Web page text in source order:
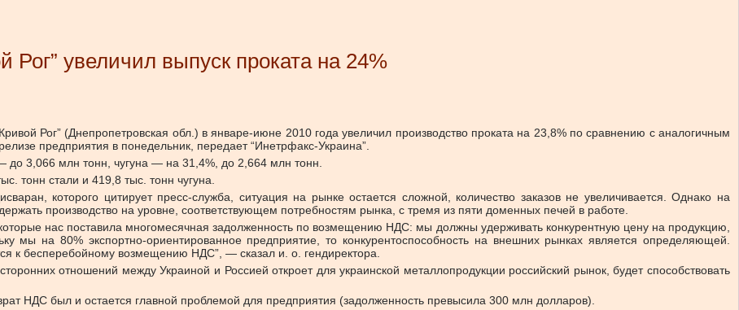
увеличил выпуск проката на 24%
Рог” (Днепропетровская обл.) в январе-июне 2010 года увеличил производство проката на 23,8% по сравнению с аналогичным
предприятия в понедельник, передает “Инетрфакс-Украина”.
до 3,066 млн тонн, чугуна — на 31,4%, до 2,664 млн тонн.
тонн стали и 419,8 тыс. тонн чугуна.
которого цитирует пресс-служба, ситуация на рынке остается сложной, количество заказов не увеличивается. Однако на
производство на уровне, соответствующем потребностям рынка, с тремя из пяти доменных печей в работе.
нас поставила многомесячная задолженность по возмещению НДС: мы должны удерживать конкурентную цену на продукцию,
мы на 80% экспортно-ориентированное предприятие, то конкурентоспособность на внешних рынках является определяющей.
к бесперебойному возмещению НДС”, — сказал и. о. гендиректора.
отношений между Украиной и Россией откроет для украинской металлопродукции российский рынок, будет способствовать
НДС был и остается главной проблемой для предприятия (задолженность превысила 300 млн долларов).